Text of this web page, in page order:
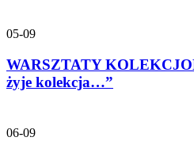
05-09
WARSZTATY
żyje kolekcja…”
06-09